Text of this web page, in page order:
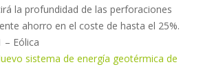
la profundidad de las perforaciones
ahorro en el coste de hasta el 25%.
– Eólica
sistema de energía geotérmica de